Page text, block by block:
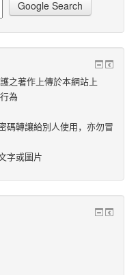
之著作上傳於本網站上
為
碼轉讓給別人使用，亦勿冒
字或圖片